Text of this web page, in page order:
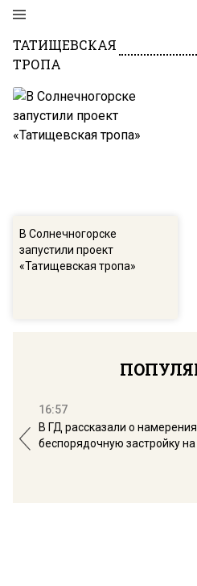
ТАТИЩЕВСКАЯ
ТРОПА
В Солнечногорске
запустили проект
«Татищевская тропа»
16:57
В ГД рассказали о
беспорядочную застройку на